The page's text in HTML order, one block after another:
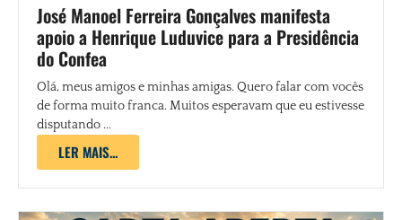
José Manoel Ferreira Gonçalves manifesta
apoio a Henrique Luduvice para a Presidência
do Confea
Olá, meus amigos e minhas amigas. Quero falar com vocês
de forma muito franca. Muitos esperavam que eu estivesse
disputando ...
LER MAIS...